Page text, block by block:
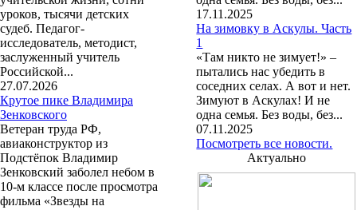
уроков, тысячи детских
судеб. Педагог-
исследователь, методист,
заслуженный учитель
Российской...
27.07.2026
Крутое пике Владимира
Зенковского
Ветеран труда РФ,
авиаконструктор из
Подстёпок Владимир
Зенковский заболел небом в
10-м классе после просмотра
фильма «Звезды на
17.11.2025
На зимовку в Аскулы. Часть
1
«Там никто не зимует!» –
пытались нас убедить в
соседних селах. А вот и нет.
Зимуют в Аскулах! И не
одна семья. Без воды, без...
07.11.2025
Посмотреть все новости.
Актуально